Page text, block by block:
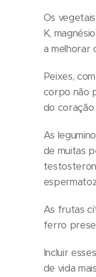
Os
K,
a melhorar
Peixes,
corpo não
do coração
As
de muitas
As frutas
ferro
Incluir
de vida